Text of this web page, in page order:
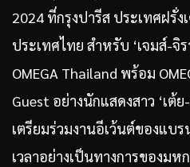
2024 ที่กรุงปารีส ประเทศฝรั่
ประเทศไทย สำหรับ ‘เจมส์-จิ
OMEGA Thailand พร้อม
Guest อย่างนักแสดงสาว ‘เต้
เตรียมร่วมงานอีเว้นต์ของแบ
เวลาอย่างเป็นทางการของม